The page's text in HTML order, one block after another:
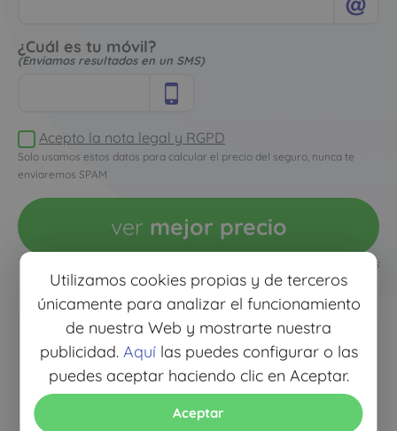
Utilizamos cookies propias y de terceros
únicamente para analizar el funcionamiento
de nuestra Web y mostrarte nuestra
publicidad. Aquílas puedes configurar o las
puedes aceptar haciendo clic en Aceptar.
Aceptar
¿Cuál es tu móvil?
(Enviamos resultados en un SMS)
Acepto la nota legal y RGPD
Solo usamos estos datos para calcular el precio del seguro, nunca te
enviaremos SPAM
ver mejor precio
Todos los campos son obligatorios